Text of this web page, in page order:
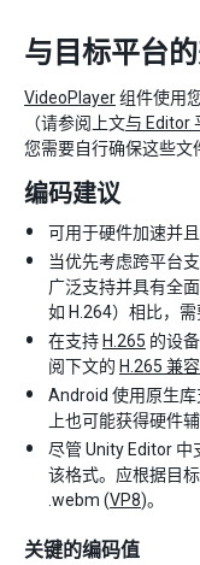
与目标平台
VideoPlayer组件使用
（请参阅上文与 Editor
您需要自行确保这些文
编码建议
可用于硬件加速并
当优先考虑跨平台支
广泛支持并具有全
如 H.264）相比，需
在支持 H.265 的设
阅下文的 H.265 兼
Android 使用原生
上也可能获得硬件辅
尽管 Unity Editor 中
该格式。应根据目
.webm (VP8)。
关键的编码值